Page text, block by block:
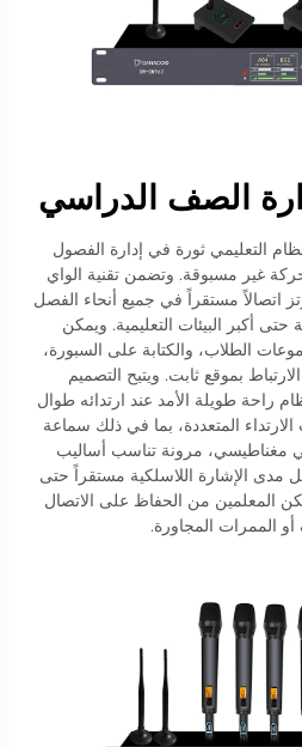
الصف الدراسي
التعليمي ثورة في إدارة الفصول
غير مسبوقة. وتضمن تقنية الواي
بتردد 2.4 جيجا هرتز اتصالاً مستقراً في جميع أنحاء الفصل
أكبر البيئات التعليمية. ويمكن
الطلاب، والكتابة على السبورة،
بموقع ثابت. ويتيح التصميم
راحة طويلة الأمد عند ارتدائه طوال
المتعددة، بما في ذلك سماعة
مغناطيسي، مرونة تناسب أساليب
مدى الإشارة اللاسلكية مستقراً حتى
المعلمين من الحفاظ على الاتصال
أو الممرات المجاورة.